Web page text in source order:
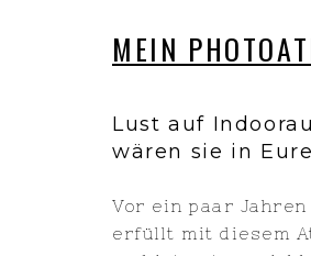
MEIN
Lust auf
wären sie in
Vor ein paar
erfüllt mit diesem